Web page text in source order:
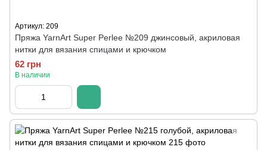
Артикул: 209
Пряжа YarnArt Super Perlee №209 джинсовый, акриловая
нитки для вязания спицами и крючком
62 грн
В наличии